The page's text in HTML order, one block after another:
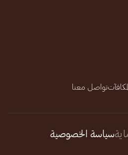
تواصل معنا
سياسة الخصوصية